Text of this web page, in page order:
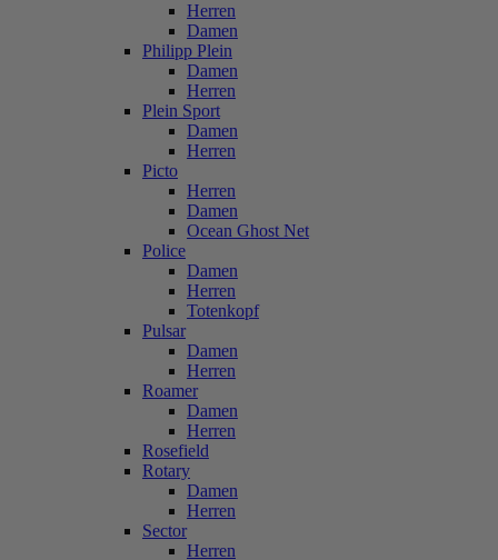
Herren
Damen
Philipp Plein
Damen
Herren
Plein Sport
Damen
Herren
Picto
Herren
Damen
Ocean Ghost Net
Police
Damen
Herren
Totenkopf
Pulsar
Damen
Herren
Roamer
Damen
Herren
Rosefield
Rotary
Damen
Herren
Sector
Herren